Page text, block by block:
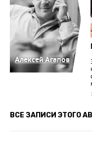
Алексей Агапов
ВСЕ ЗАПИСИ ЭТОГО